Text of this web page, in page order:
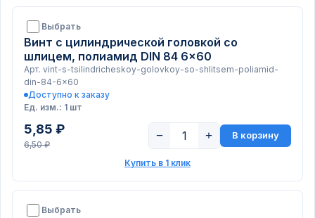
Выбрать
Винт с цилиндрической головкой со
шлицем, полиамид DIN 84 6x60
Арт. vint-s-tsilindricheskoy-golovkoy-so-shlitsem-poliamid-
din-84-6x60
Доступно к заказу
Ед. изм.: 1 шт
5,85 ₽
6,50 ₽
− + В корзину
Купить в 1 клик
Выбрать